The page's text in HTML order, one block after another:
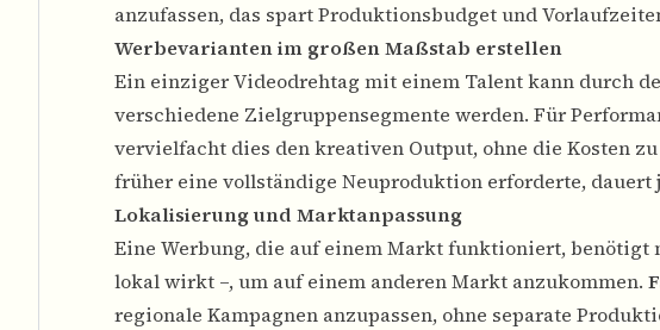
anzufassen, das spart Produktionsbudget und
Werbevarianten im großen Maßstab erstellen
Ein einziger Videodrehtag mit einem Talent kann durch
verschiedene Zielgruppensegmente werden. Für
vervielfacht dies den kreativen Output, ohne die Kosten
früher eine vollständige Neuproduktion erforderte,
Lokalisierung und Marktanpassung
Eine Werbung, die auf einem Markt funktioniert, benötigt
lokal wirkt –, um auf einem anderen Markt anzukommen.
regionale Kampagnen anzupassen, ohne separate